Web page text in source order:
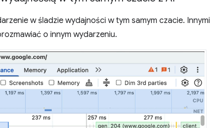
w śladzie wydajności w tym samym czacie. Innymi
o innym wydarzeniu.